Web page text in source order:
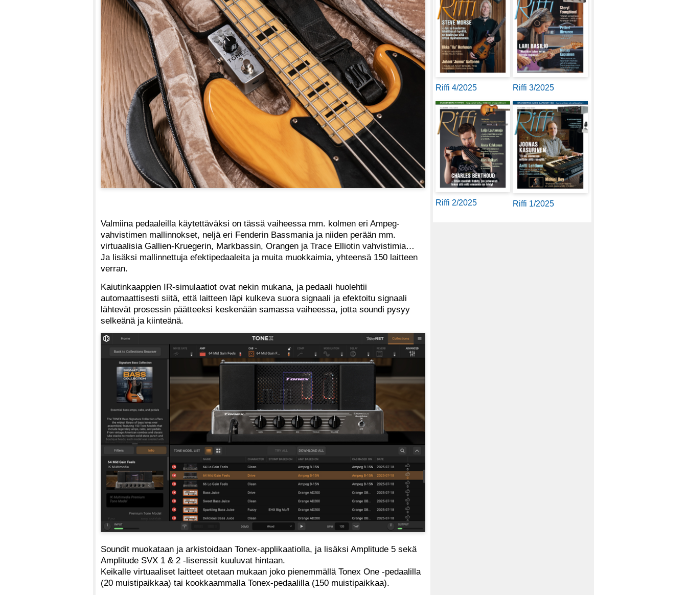
Valmiina pedaaleilla käytettäväksi on tässä vaiheessa mm. kolmen eri Ampeg-
vahvistimen mallinnokset, neljä eri Fenderin Bassmania ja niiden perään mm.
virtuaalisia Gallien-Kruegerin, Markbassin, Orangen ja Trace Elliotin vahvistimia…
Ja lisäksi mallinnettuja efektipedaaleita ja muita muokkaimia, yhteensä 150 laitteen
verran.
Kaiutinkaappien IR-simulaatiot ovat nekin mukana, ja pedaali huolehtii
automaattisesti siitä, että laitteen läpi kulkeva suora signaali ja efektoitu signaali
lähtevät prosessin päätteeksi keskenään samassa vaiheessa, jotta soundi pysyy
selkeänä ja kiinteänä.
Soundit muokataan ja arkistoidaan Tonex-applikaatiolla, ja lisäksi Amplitude 5 sekä
Amplitude SVX 1 & 2 -lisenssit kuuluvat hintaan.
Keikalle virtuaaliset laitteet otetaan mukaan joko pienemmällä Tonex One -pedaalilla
(20 muistipaikkaa) tai kookkaammalla Tonex-pedaalilla (150 muistipaikkaa).
Riffi 4/2025 Riffi 3/2025
Riffi 2/2025 Riffi 1/2025